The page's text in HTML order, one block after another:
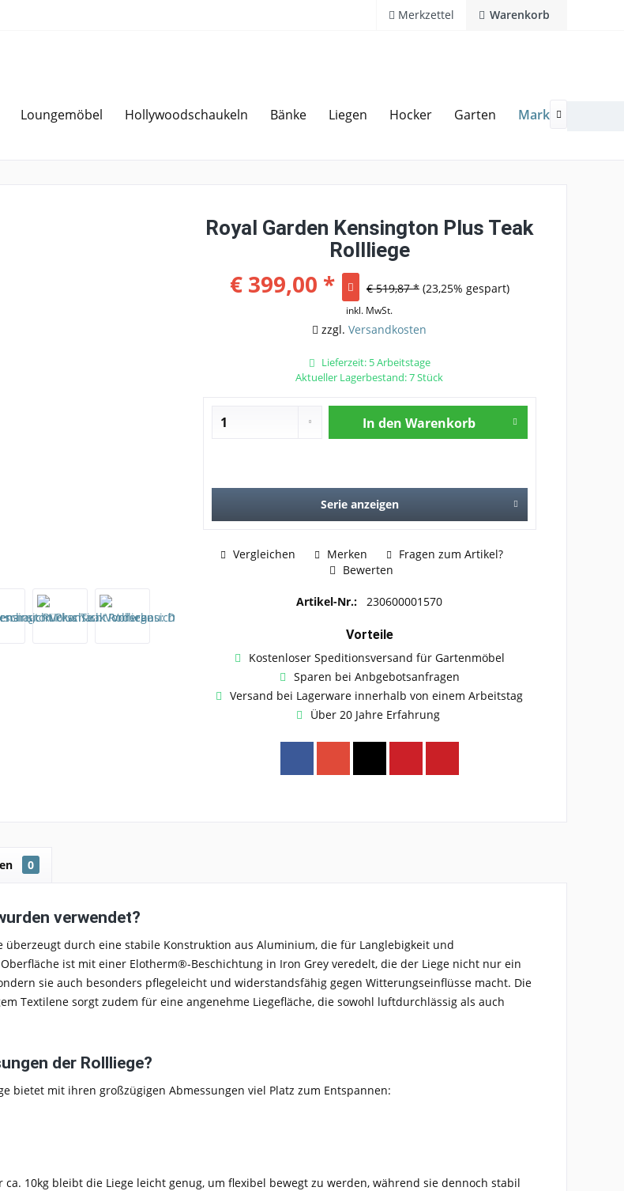
Warenkorb
Merkzettel
Loungemöbel Hollywoodschaukeln Bänke Liegen Hocker Garten Marken

Sparen bei Angebotsanfrage Über 20 Jahre Erfahrung Hotline 02594 94 11 0
Royal Garden Kensington Plus Teak
Rollliege
€ 399,00 * € 519,87 * (23,25% gespart)
inkl. MwSt.
zzgl.Versandkosten
Lieferzeit: 5 Arbeitstage
Aktueller Lagerbestand: 7 Stück
In den Warenkorb
Serie anzeigen
Vergleichen Merken
Fragen zum Artikel?
Bewerten
Artikel-Nr.: 230600001570
Vorteile
Kostenloser Speditionsversand für Gartenmöbel
Sparen bei Anbgebotsanfragen
Versand bei Lagerware innerhalb von einem Arbeitstag
Über 20 Jahre Erfahrung
0
verwendet?
überzeugt durch eine stabile Konstruktion aus Aluminium, die für Langlebigkeit und
ist mit einer Elotherm®-Beschichtung in Iron Grey veredelt, die der Liege nicht nur ein
sie auch besonders pflegeleicht und widerstandsfähig gegen Witterungseinflüsse macht. Die
Textilene sorgt zudem für eine angenehme Liegefläche, die sowohl luftdurchlässig als auch
der Rollliege?
bietet mit ihren großzügigen Abmessungen viel Platz zum Entspannen:
ca. 10kg bleibt die Liege leicht genug, um flexibel bewegt zu werden, während sie dennoch stabil